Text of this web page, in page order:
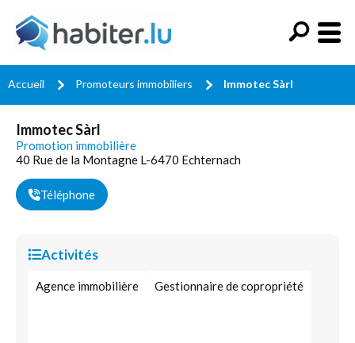
Accueil Promoteurs immobiliers Immotec Sàrl
Immotec Sàrl
Promotion immobilière
40 Rue de la Montagne L-6470 Echternach
Téléphone
Activités
Agence immobilière Gestionnaire de copropriété